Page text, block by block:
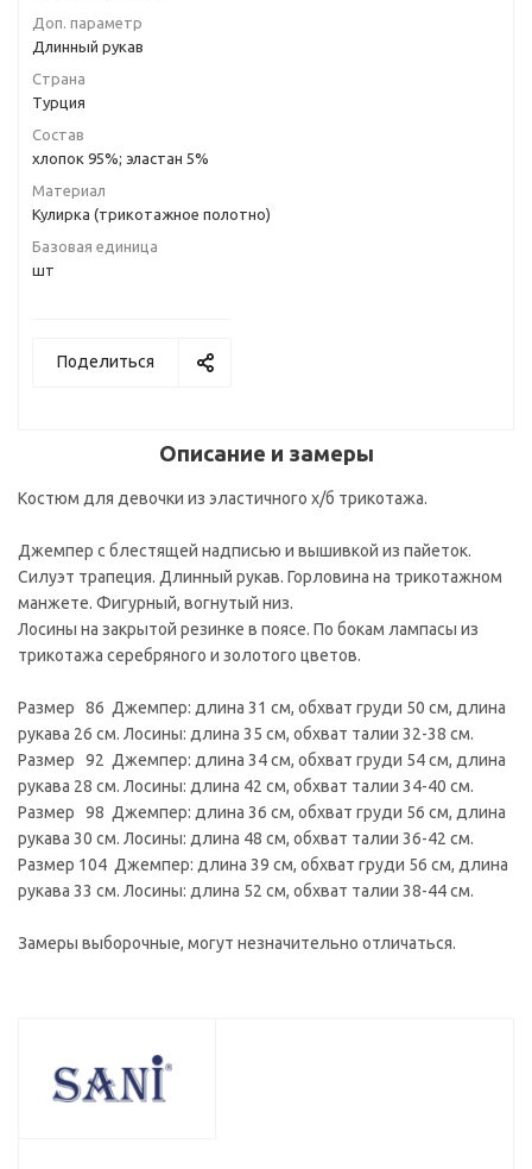
Доп. параметр
Длинный рукав
Страна
Турция
Состав
хлопок 95%; эластан 5%
Материал
Кулирка (трикотажное полотно)
Базовая единица
шт
Поделиться
Описание и замеры
Костюм для девочки из эластичного х/б трикотажа.
Джемпер с блестящей надписью и вышивкой из пайеток.
Силуэт трапеция. Длинный рукав. Горловина на трикотажном
манжете. Фигурный, вогнутый низ.
Лосины на закрытой резинке в поясе. По бокам лампасы из
трикотажа серебряного и золотого цветов.
Размер 86 Джемпер: длина 31 см, обхват груди 50 см, длина
рукава 26 см. Лосины: длина 35 см, обхват талии 32-38 см.
Размер 92 Джемпер: длина 34 см, обхват груди 54 см, длина
рукава 28 см. Лосины: длина 42 см, обхват талии 34-40 см.
Размер 98 Джемпер: длина 36 см, обхват груди 56 см, длина
рукава 30 см. Лосины: длина 48 см, обхват талии 36-42 см.
Размер 104 Джемпер: длина 39 см, обхват груди 56 см, длина
рукава 33 см. Лосины: длина 52 см, обхват талии 38-44 см.
Замеры выборочные, могут незначительно отличаться.